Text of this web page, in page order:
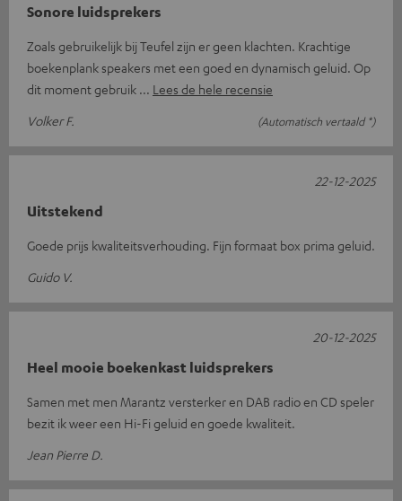
Sonore luidsprekers
Zoals gebruikelijk bij Teufel zijn er geen klachten. Krachtige
boekenplank speakers met een goed en dynamisch geluid. Op
dit moment gebruik
Lees de hele recensie
Volker F.
(Automatisch vertaald *)
Uitstekend
Goede prijs kwaliteitsverhouding. Fijn formaat box prima geluid.
Guido V.
22-12-2025
Heel mooie boekenkast luidsprekers
Samen met men Marantz versterker en DAB radio en CD speler
bezit ik weer een Hi-Fi geluid en goede kwaliteit.
Jean Pierre D.
20-12-2025